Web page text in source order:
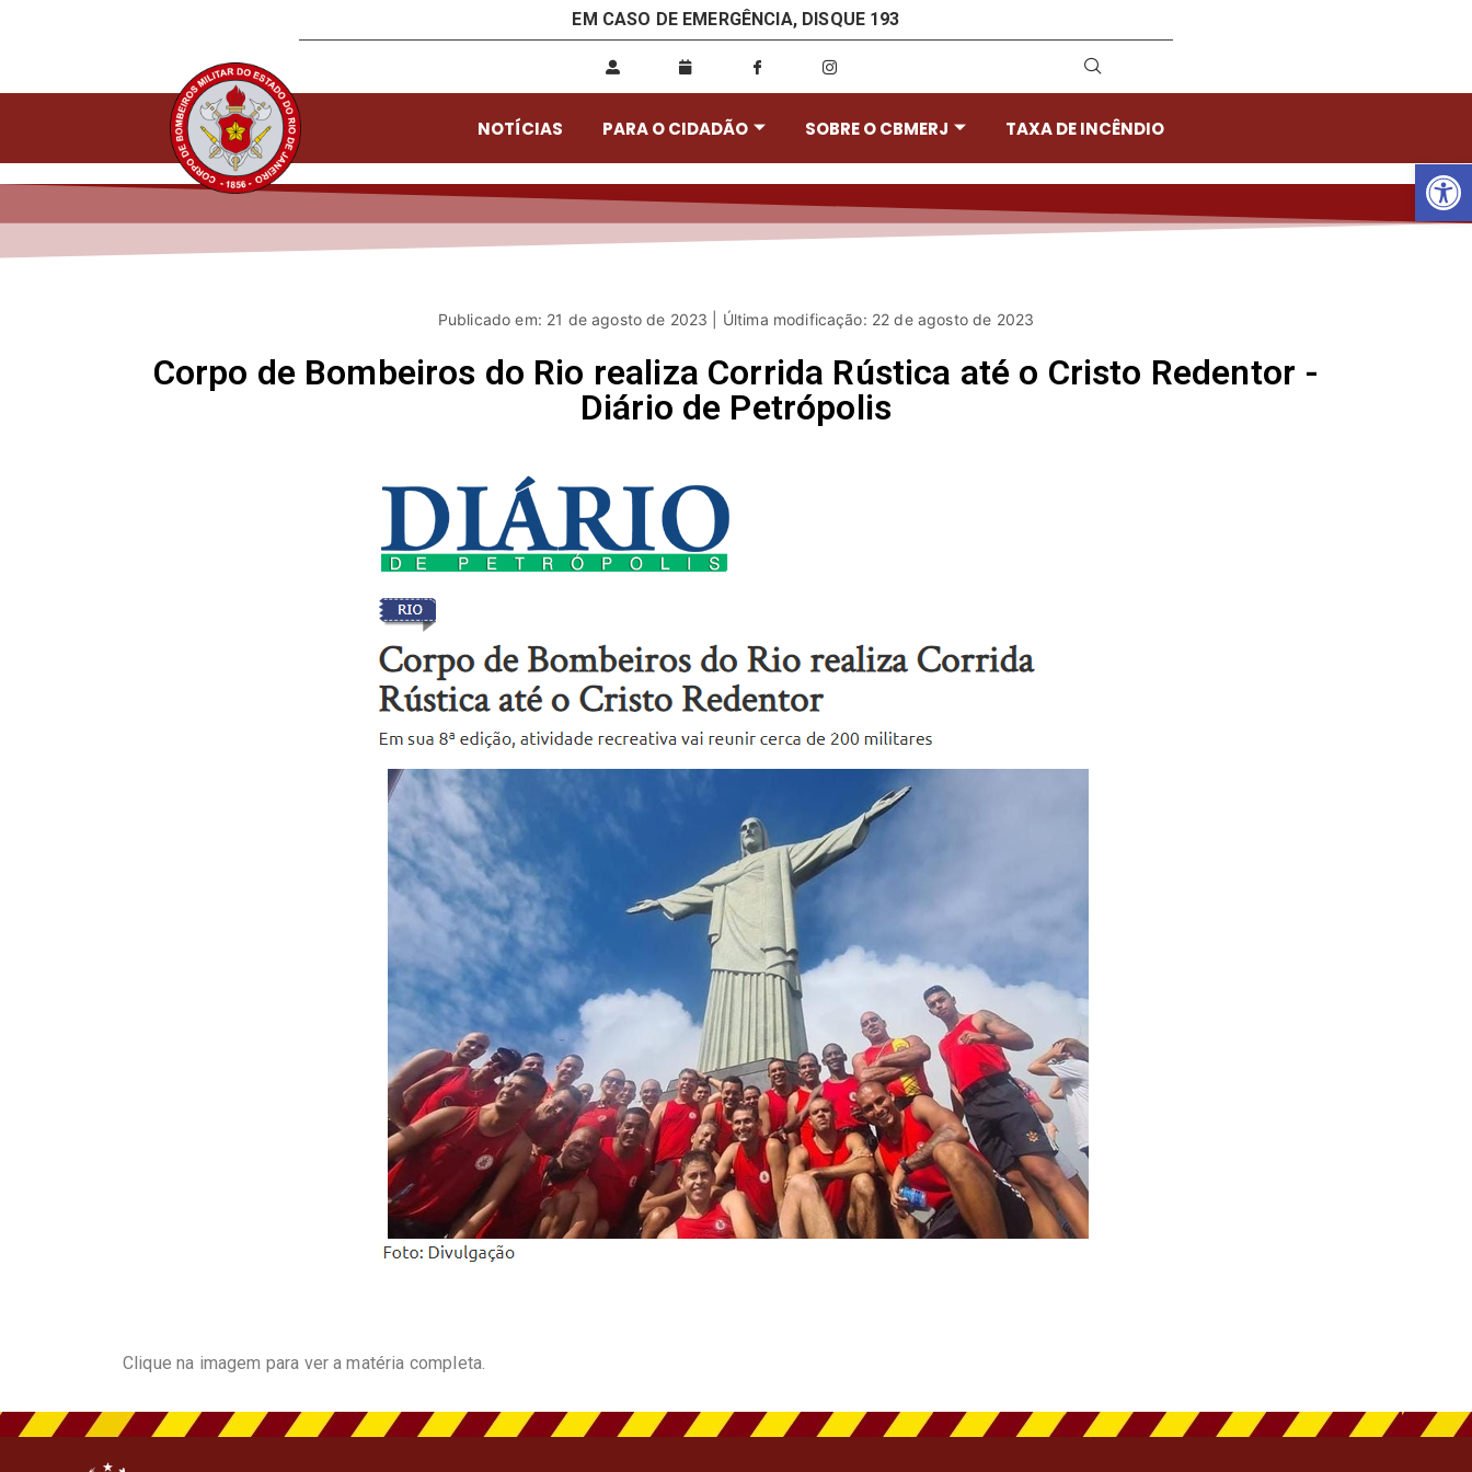
EM CASO DE EMERGÊNCIA, DISQUE 193
NOTÍCIAS PARA O CIDADÃO SOBRE O CBMERJ TAXA DE INCÊNDIO
Publicado em: 21 de agosto de 2023 | Última modificação: 22 de agosto de 2023
Corpo de Bombeiros do Rio realiza Corrida Rústica até o Cristo Redentor -
Diário de Petrópolis
Clique na imagem para ver a matéria completa.